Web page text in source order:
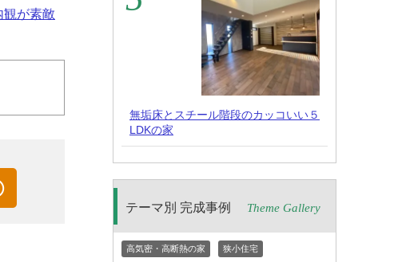
観が素敵
無垢床とスチール階段のカッコいい５
LDKの家
テーマ別 完成事例 Theme Gallery
高気密・高断熱の家 狭小住宅